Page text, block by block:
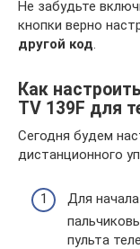
Не забудьте
кнопки верно
другой код.
Как
TV 139F для
Сегодня будем
дистанционного
Для
пульта